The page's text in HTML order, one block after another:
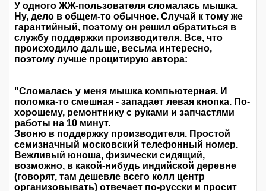
У одного ЖЖ-пользователя сломалась мышка.
Ну, дело в общем-то обычное. Случай к тому же
гарантийный, поэтому он решил обратиться в
службу поддержки производителя. Все, что
происходило дальше, весьма интересно,
поэтому лучше процитирую автора:
"Сломалась у меня мышка компьютерная. И
поломка-то смешная - западает левая кнопка. По-
хорошему, ремонтнику с руками и запчастями
работы на 10 минут.
Звоню в поддержку производителя. Простой
семизначный московский телефонный номер.
Вежливый юноша, физически сидящий,
возможно, в какой-нибудь индийской деревне
(говорят, там дешевле всего колл центр
организовывать) отвечает по-русски и просит